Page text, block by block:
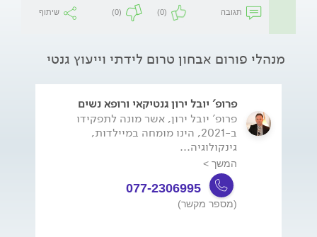
תגובה (0)
(0) שיתוף
מנהלי פורום אבחון טרום לידתי וייעוץ גנטי
פרופ' יובל ירון גנטיקאי ורופא נשים
פרופ' יובל ירון, אשר מונה לתפקידו
ב-2021, הינו מומחה במיילדות,
גינקולוגיה...
המשך >
077-2306995
(מספר מקשר)